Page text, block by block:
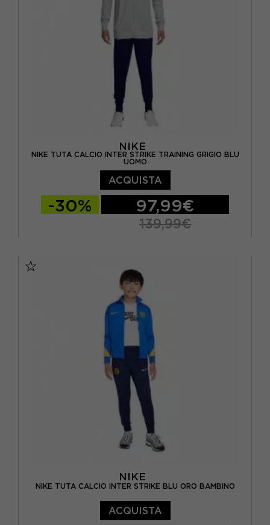
NIKE
NIKE TUTA CALCIO INTER STRIKE TRAINING GRIGIO BLU
UOMO
ACQUISTA
-30% 97,99€
139,99€
NIKE
NIKE TUTA CALCIO INTER STRIKE BLU ORO BAMBINO
ACQUISTA